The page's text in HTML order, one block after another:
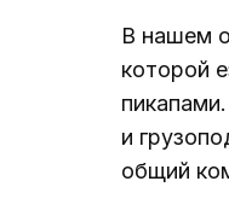
В нашем
которой
и
общий